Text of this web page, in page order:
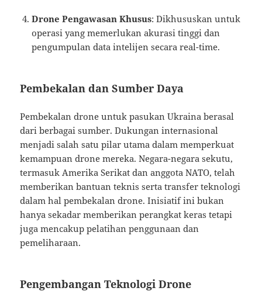
Drone Pengawasan Khusus: Dikhususkan untuk
operasi yang memerlukan akurasi tinggi dan
pengumpulan data intelijen secara real-time.
Pembekalan dan Sumber Daya
Pembekalan drone untuk pasukan Ukraina berasal
dari berbagai sumber. Dukungan internasional
menjadi salah satu pilar utama dalam memperkuat
kemampuan drone mereka. Negara-negara sekutu,
termasuk Amerika Serikat dan anggota NATO, telah
memberikan bantuan teknis serta transfer teknologi
dalam hal pembekalan drone. Inisiatif ini bukan
hanya sekadar memberikan perangkat keras tetapi
juga mencakup pelatihan penggunaan dan
pemeliharaan.
Pengembangan Teknologi Drone